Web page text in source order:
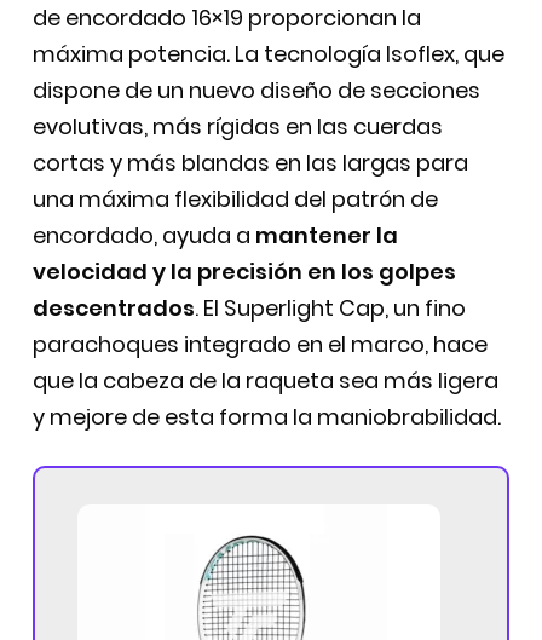
de encordado 16×19 proporcionan la
máxima potencia. La tecnología Isoflex, que
dispone de un nuevo diseño de secciones
evolutivas, más rígidas en las cuerdas
cortas y más blandas en las largas para
una máxima flexibilidad del patrón de
encordado, ayuda a mantener la
velocidad y la precisión en los golpes
descentrados. El Superlight Cap, un fino
parachoques integrado en el marco, hace
que la cabeza de la raqueta sea más ligera
y mejore de esta forma la maniobrabilidad.